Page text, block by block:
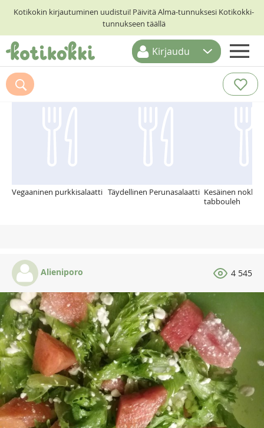
Kotikokin kirjautuminen uudistui! Päivitä Alma-tunnuksesi Kotikokki-
tunnukseen täällä
ETUSIVU
RESEPTIHAKU
Kirjaudu
Suosittelemme myös
Vegaaninen purkkisalaatti Täydellinen Perunasalaatti Kesäinen
tabbouleh
Alieniporo 4 545